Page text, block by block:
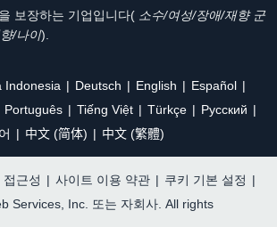
보장하는 기업입니다( 소수/여성/장애/재향 군
/나이).
Indonesia Deutsch English
Español
Português Tiếng Việt Türkçe
Ρусский
中文 (简体) 中文 (繁體)
접근성 | 사이트 이용 약관 | 쿠키 기본 설정 |
Services, Inc. 또는 자회사. All rights